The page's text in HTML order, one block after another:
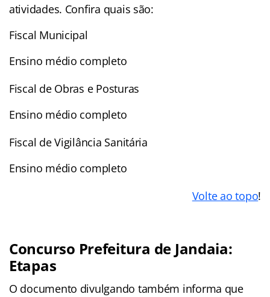
atividades. Confira quais são:
Fiscal Municipal
Ensino médio completo
Fiscal de Obras e Posturas
Ensino médio completo
Fiscal de Vigilância Sanitária
Ensino médio completo
Volte ao topo!
Concurso Prefeitura de Jandaia:
Etapas
O documento divulgando também informa que